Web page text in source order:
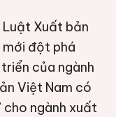
Xuất bản
đột phá
của ngành
Việt Nam có
cho ngành xuất